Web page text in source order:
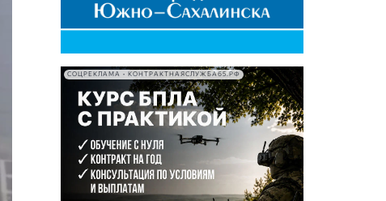
СОЦРЕКЛАМА • КОНТРАКТНАЯСЛУЖБА65.РФ